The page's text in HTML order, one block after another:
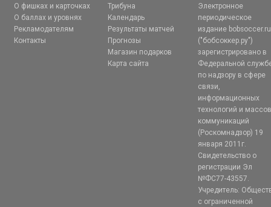
О фишках и карточках
О баллах и уровнях
Рекламодателям
Контакты
Трибуна
Календарь
Результаты матчей
Прогнозы
Магазин подарков
Карта сайта
Электронное
периодическое
издание bobsoccer.ru
("бобсоккер.ру")
зарегистрировано в
Федеральной
по надзору в сфере
связи,
информационных
технологий и
коммуникаций
(Роскомнадзор) 19
января 2011г.
Свидетельство о
регистрации Эл
№ФС77-43557.
Учредитель:
с ограниченной